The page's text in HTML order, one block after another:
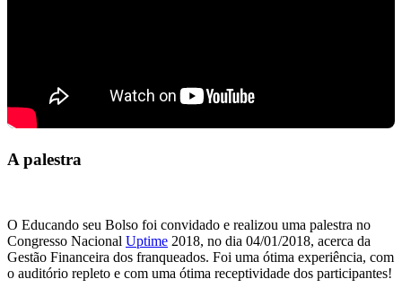
A palestra
O Educando seu Bolso foi convidado e realizou uma palestra no
Congresso Nacional Uptime 2018, no dia 04/01/2018, acerca da
Gestão Financeira dos franqueados. Foi uma ótima experiência, com
o auditório repleto e com uma ótima receptividade dos participantes!